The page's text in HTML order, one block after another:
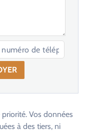
Vos données
à des tiers, ni